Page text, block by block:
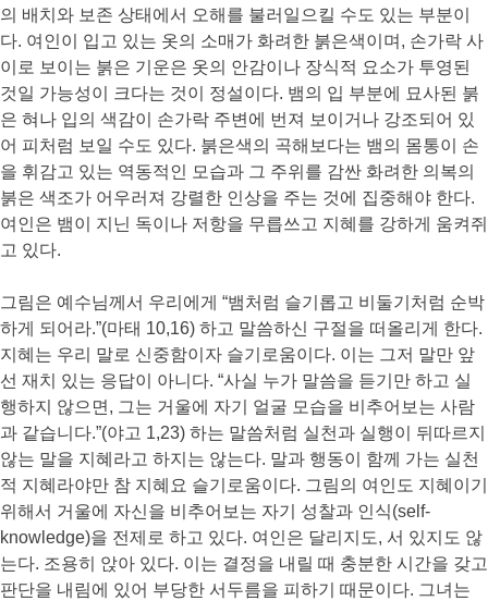
의 배치와 보존 상태에서 오해를 불러일으킬 수도 있는 부분이
다. 여인이 입고 있는 옷의 소매가 화려한 붉은색이며, 손가락 사
이로 보이는 붉은 기운은 옷의 안감이나 장식적 요소가 투영된
것일 가능성이 크다는 것이 정설이다. 뱀의 입 부분에 묘사된 붉
은 혀나 입의 색감이 손가락 주변에 번져 보이거나 강조되어 있
어 피처럼 보일 수도 있다. 붉은색의 곡해보다는 뱀의 몸통이 손
을 휘감고 있는 역동적인 모습과 그 주위를 감싼 화려한 의복의
붉은 색조가 어우러져 강렬한 인상을 주는 것에 집중해야 한다.
여인은 뱀이 지닌 독이나 저항을 무릅쓰고 지혜를 강하게 움켜쥐
고 있다.
그림은 예수님께서 우리에게 “뱀처럼 슬기롭고 비둘기처럼 순박
하게 되어라.”(마태 10,16) 하고 말씀하신 구절을 떠올리게 한다.
지혜는 우리 말로 신중함이자 슬기로움이다. 이는 그저 말만 앞
선 재치 있는 응답이 아니다. “사실 누가 말씀을 듣기만 하고 실
행하지 않으면, 그는 거울에 자기 얼굴 모습을 비추어보는 사람
과 같습니다.”(야고 1,23) 하는 말씀처럼 실천과 실행이 뒤따르지
않는 말을 지혜라고 하지는 않는다. 말과 행동이 함께 가는 실천
적 지혜라야만 참 지혜요 슬기로움이다. 그림의 여인도 지혜이기
위해서 거울에 자신을 비추어보는 자기 성찰과 인식(self-
knowledge)을 전제로 하고 있다. 여인은 달리지도, 서 있지도 않
는다. 조용히 앉아 있다. 이는 결정을 내릴 때 충분한 시간을 갖고
판단을 내림에 있어 부당한 서두름을 피하기 때문이다. 그녀는